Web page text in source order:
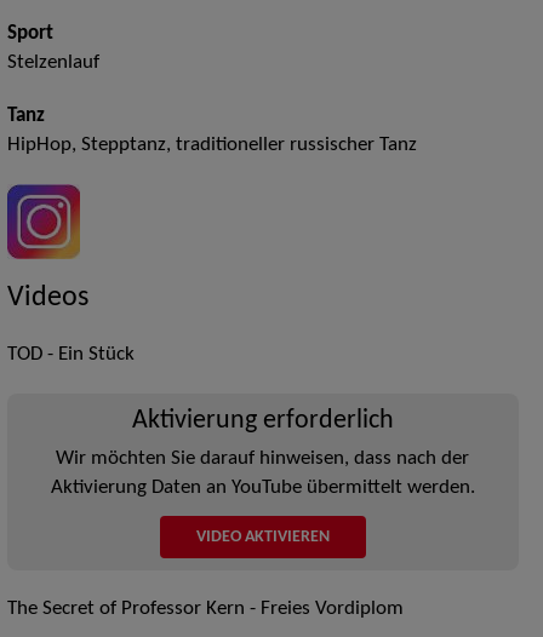
Sport
Stelzenlauf
Tanz
HipHop, Stepptanz, traditioneller russischer Tanz
Videos
TOD - Ein Stück
Aktivierung erforderlich
Wir möchten Sie darauf hinweisen, dass nach der
Aktivierung Daten an YouTube übermittelt werden.
VIDEO AKTIVIEREN
The Secret of Professor Kern - Freies Vordiplom